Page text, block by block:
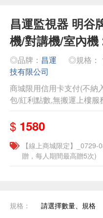
昌運監視器 明谷
機/對講機/室內機
◎品牌： 昌運 ◎規格：
技有限公司
商城限用信用卡支付(不納
包/紅利點數,無搬運上樓服
$ 1580
【線上商城限定】
贈，每人期間最高贈5次)
規格： 請選擇數量、規格